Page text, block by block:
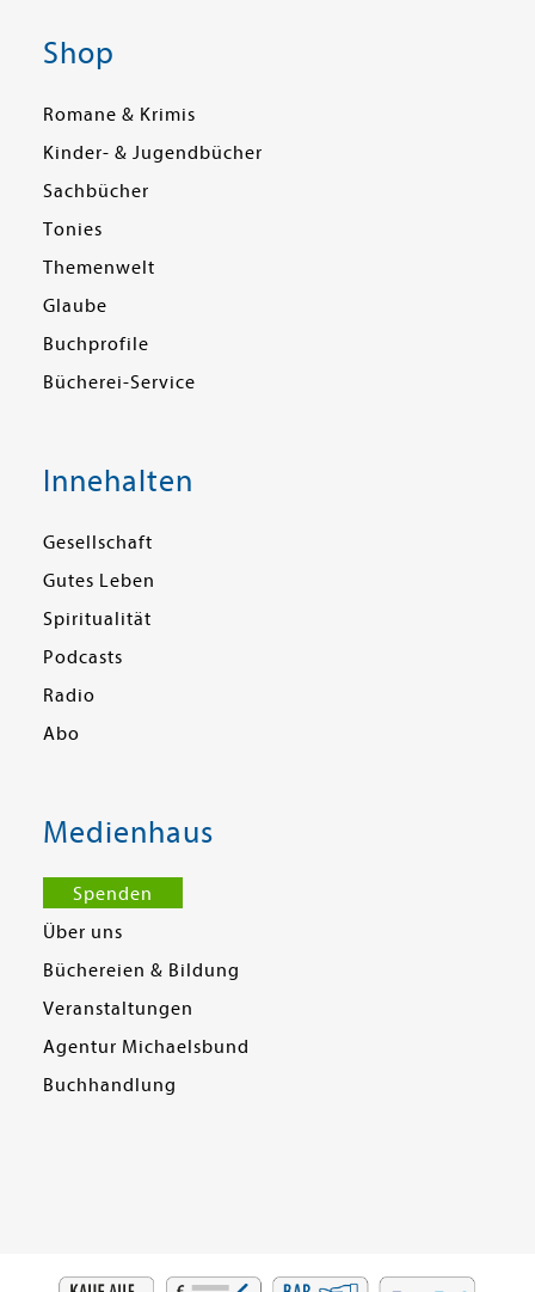
Shop
Romane & Krimis
Kinder- & Jugendbücher
Sachbücher
Tonies
Themenwelt
Glaube
Buchprofile
Bücherei-Service
Innehalten
Gesellschaft
Gutes Leben
Spiritualität
Podcasts
Radio
Abo
Medienhaus
Spenden
Über uns
Büchereien & Bildung
Veranstaltungen
Agentur Michaelsbund
Buchhandlung